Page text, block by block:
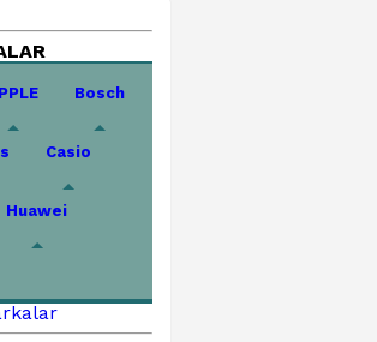
Bosch
Casio
Huawei